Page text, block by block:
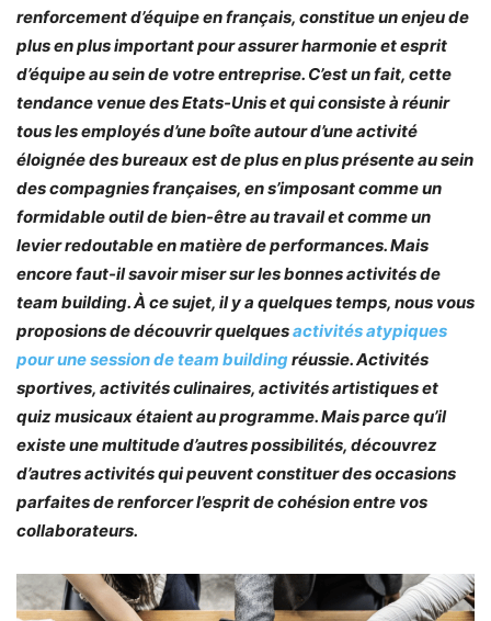
renforcement d’équipe en français, constitue un enjeu de
plus en plus important pour assurer harmonie et esprit
d’équipe au sein de votre entreprise. C’est un fait, cette
tendance venue des Etats-Unis et qui consiste à réunir
tous les employés d’une boîte autour d’une activité
éloignée des bureaux est de plus en plus présente au sein
des compagnies françaises, en s’imposant comme un
formidable outil de bien-être au travail et comme un
levier redoutable en matière de performances. Mais
encore faut-il savoir miser sur les bonnes activités de
team building. À ce sujet, il y a quelques temps, nous vous
proposions de découvrir quelquesactivités atypiques
pour une session de team buildingréussie. Activités
sportives, activités culinaires, activités artistiques et
quiz musicaux étaient au programme. Mais parce qu’il
existe une multitude d’autres possibilités, découvrez
d’autres activités qui peuvent constituer des occasions
parfaites de renforcer l’esprit de cohésion entre vos
collaborateurs.